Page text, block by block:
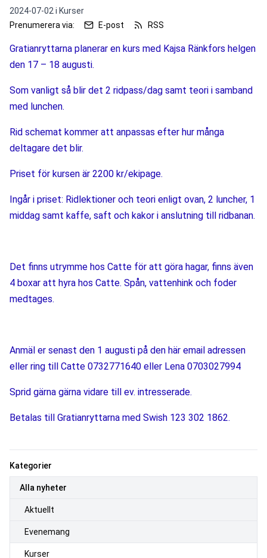
Kategorier
Alla nyheter
Aktuellt
Evenemang
Kurser
2024-07-02 i Kurser
Prenumerera via:
E-post RSS
Gratianryttarna planerar en kurs med Kajsa Ränkfors helgen
den 17 – 18 augusti.
Som vanligt så blir det 2 ridpass/dag samt teori i samband
med lunchen.
Rid schemat kommer att anpassas efter hur många
deltagare det blir.
Priset för kursen är 2200 kr/ekipage.
Ingår i priset: Ridlektioner och teori enligt ovan, 2 luncher, 1
middag samt kaffe, saft och kakor i anslutning till ridbanan.
Det finns utrymme hos Catte för att göra hagar, finns även
4 boxar att hyra hos Catte. Spån, vattenhink och foder
medtages.
Anmäl er senast den 1 augusti på den här email adressen
eller ring till Catte 0732771640 eller Lena 0703027994
Sprid gärna gärna vidare till ev. intresserade.
Betalas till Gratianryttarna med Swish 123 302 1862.